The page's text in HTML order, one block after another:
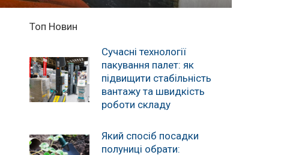
Топ Новин
Сучасні технології
пакування палет: як
підвищити стабільність
вантажу та швидкість
роботи складу
Який спосіб посадки
полуниці обрати: